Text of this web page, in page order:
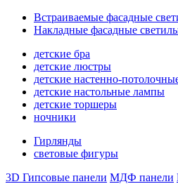
Встраиваемые фасадные
Накладные фасадные
детские бра
детские люстры
детские настенно-
детские настольные лампы
детские торшеры
ночники
Гирлянды
световые фигуры
3D Гипсовые панели МДФ панели